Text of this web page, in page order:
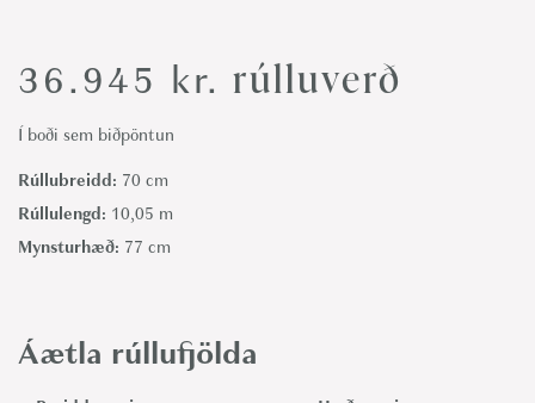
36.945 kr. rúlluverð
Í boði sem biðpöntun
Rúllubreidd: 70 cm
Rúllulengd: 10,05 m
Mynsturhæð: 77 cm
Áætla rúllufjölda